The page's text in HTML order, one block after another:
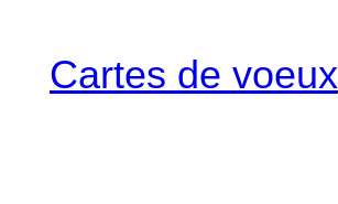
Cartes de voeux